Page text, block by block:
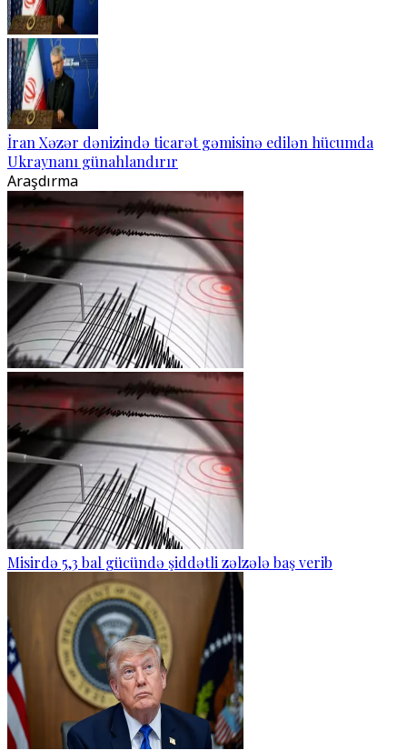
İran Xəzər dənizində ticarət gəmisinə edilən hücumda
Ukraynanı günahlandırır
Araşdırma
Misirdə 5,3 bal gücündə şiddətli zəlzələ baş verib